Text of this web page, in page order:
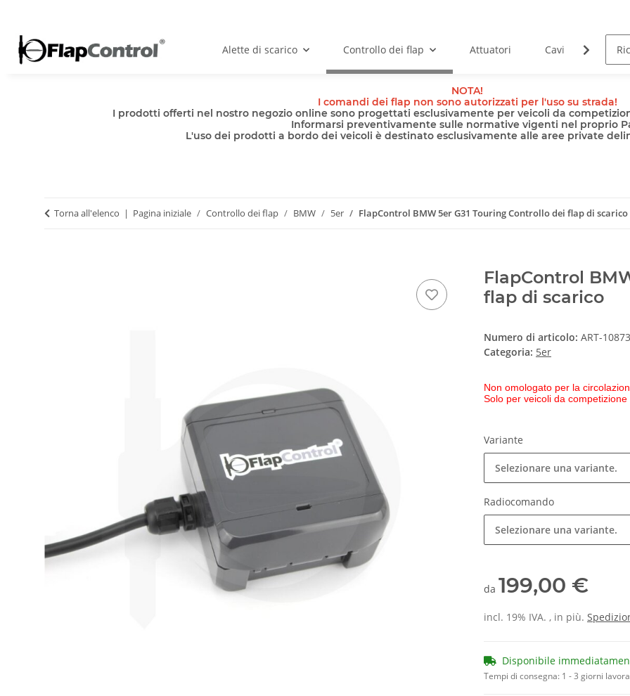
Alette di scarico Controllo dei flap Attuatori Cavi
NOTA!
I comandi dei flap non sono autorizzati per l'uso su strada!
I prodotti offerti nel nostro negozio online sono progettati esclusivamente per veicoli da
Informarsi preventivamente sulle normative vigenti nel proprio
L'uso dei prodotti a bordo dei veicoli è destinato esclusivamente alle aree private
Torna all'elenco Pagina iniziale Controllo dei flap BMW 5er FlapControl BMW 5er G31 Touring Controllo dei flap di scarico
FlapControl
flap di scarico
Numero di articolo: ART-
Categoria: 5er
Non omologato per la
Solo per veicoli da
Variante
Selezionare una variante.
Radiocomando
Selezionare una variante.
da 199,00 €
incl. 19% IVA. , in più.
Disponibile
Tempi di consegna: 1 - 3 giorni